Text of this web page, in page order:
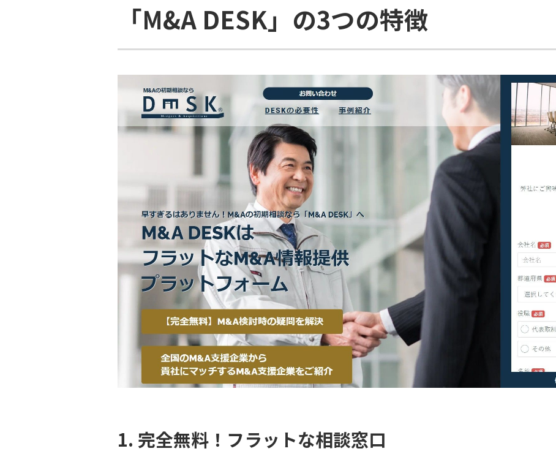
「M&A DESK」の3つの特徴
1. 完全無料！フラットな相談窓口